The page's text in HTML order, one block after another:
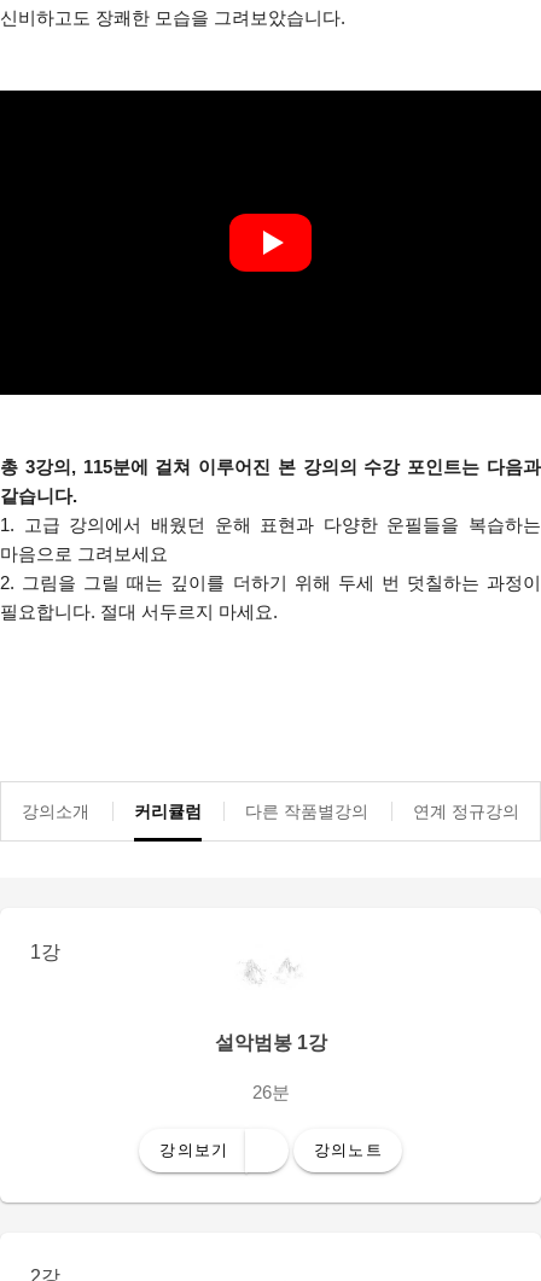
신비하고도 장쾌한 모습을 그려보았습니다.
총 3강의, 115분에 걸쳐 이루어진 본 강의의 수강 포인트는 다음과
같습니다.
1. 고급 강의에서 배웠던 운해 표현과 다양한 운필들을 복습하는
마음으로 그려보세요
2. 그림을 그릴 때는 깊이를 더하기 위해 두세 번 덧칠하는 과정이
필요합니다. 절대 서두르지 마세요.
강의소개 커리큘럼 다른 작품별강의 연계 정규강의
1강
설악범봉 1강
26분
강의보기 강의노트
2강